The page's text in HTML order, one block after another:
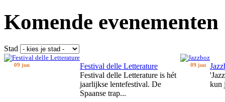
Komende evenementen
Stad
09 jun
Festival delle Letterature
Festival delle Letterature is hét
jaarlijkse lentefestival. De
Spaanse trap...
09 jun
kun